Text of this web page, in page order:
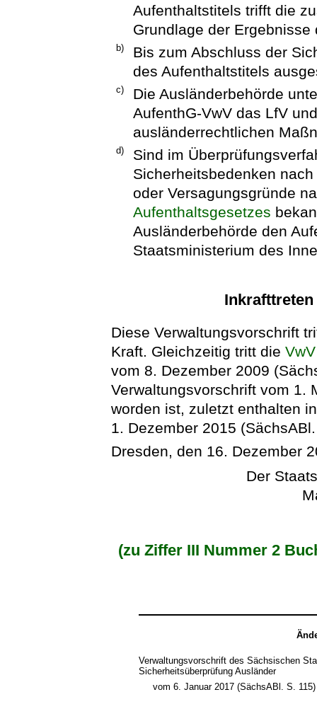
Aufenthaltstitels trifft die
Grundlage der
b)
Bis zum Abschluss der
des Aufenthaltstitels
c)
Die Ausländerbehörde
AufenthG-VwVdas LfV
ausländerrechtlichen
d)
Sind im
Sicherheitsbedenken
oder Versagungsgründe
Aufenthaltsgesetzes
Ausländerbehörde den
Staatsministerium des
Diese Verwaltungsvorschrift
Kraft. Gleichzeitig tritt die
vom 8. Dezember 2009
Verwaltungsvorschrift vom 1.
worden ist, zuletzt enthalten
1. Dezember 2015
Dresden, den 16. Dezember
Der
(zu Ziffer III Nummer 2
Verwaltungsvorschrift des Sächsischen
Sicherheitsüberprüfung Ausländer
vom 6. Januar 2017 (SächsABl. S. 115)